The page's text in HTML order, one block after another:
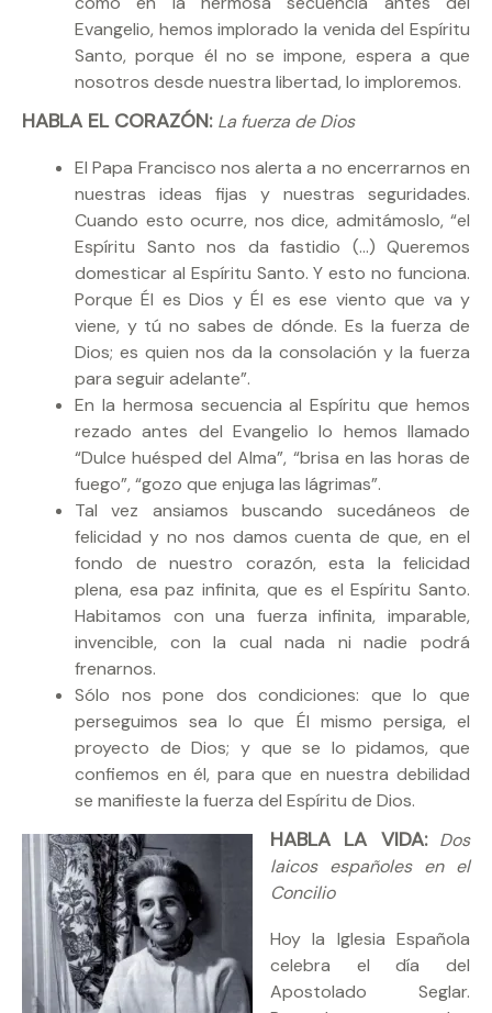
Evangelio, hemos implorado la venida del Espíritu
Santo, porque él no se impone, espera a que
nosotros desde nuestra libertad, lo imploremos.
HABLA EL CORAZÓN: La fuerza de Dios
El Papa Francisco nos alerta a no encerrarnos en
nuestras ideas fijas y nuestras seguridades.
Cuando esto ocurre, nos dice, admitámoslo, “el
Espíritu Santo nos da fastidio (…) Queremos
domesticar al Espíritu Santo. Y esto no funciona.
Porque Él es Dios y Él es ese viento que va y
viene, y tú no sabes de dónde. Es la fuerza de
Dios; es quien nos da la consolación y la fuerza
para seguir adelante”.
En la hermosa secuencia al Espíritu que hemos
rezado antes del Evangelio lo hemos llamado
“Dulce huésped del Alma”, “brisa en las horas de
fuego”, “gozo que enjuga las lágrimas”.
Tal vez ansiamos buscando sucedáneos de
felicidad y no nos damos cuenta de que, en el
fondo de nuestro corazón, esta la felicidad
plena, esa paz infinita, que es el Espíritu Santo.
Habitamos con una fuerza infinita, imparable,
invencible, con la cual nada ni nadie podrá
frenarnos.
Sólo nos pone dos condiciones: que lo que
perseguimos sea lo que Él mismo persiga, el
proyecto de Dios; y que se lo pidamos, que
confiemos en él, para que en nuestra debilidad
se manifieste la fuerza del Espíritu de Dios.
HABLA LA VIDA: Dos
laicos españoles en el
Concilio
Hoy la Iglesia Española
celebra el día del
Apostolado Seglar.